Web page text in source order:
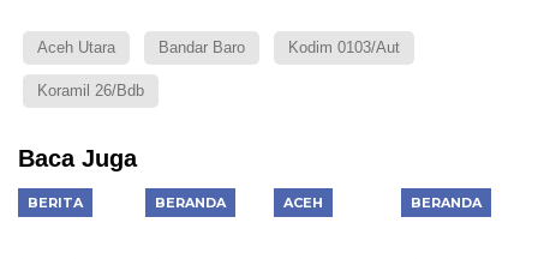
Aceh Utara Bandar Baro Kodim 0103/Aut
Koramil 26/Bdb
Baca Juga
BERITA BERANDA ACEH BERANDA